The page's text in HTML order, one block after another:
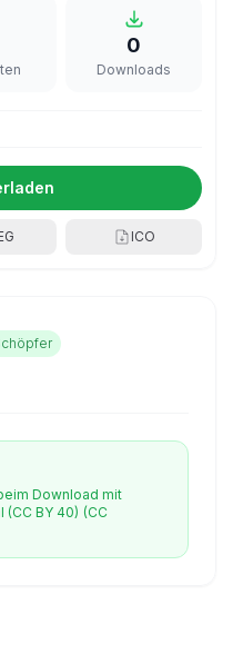
0
Downloads
ICO
Download mit
(CC BY 40) (CC